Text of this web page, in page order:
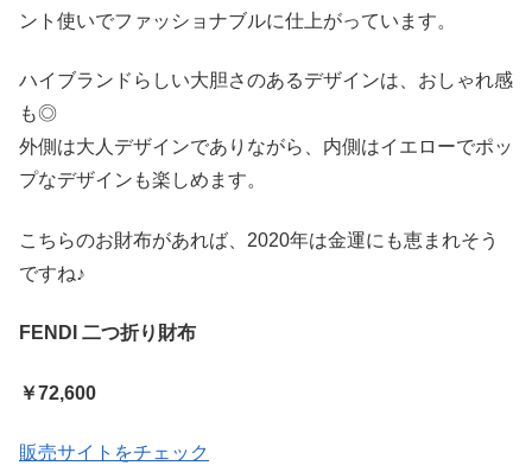
ント使いでファッショナブルに仕上がっています。
ハイブランドらしい大胆さのあるデザインは、おしゃれ感
も◎
外側は大人デザインでありながら、内側はイエローでポッ
プなデザインも楽しめます。
こちらのお財布があれば、2020年は金運にも恵まれそう
ですね♪
FENDI 二つ折り財布
￥72,600
販売サイトをチェック